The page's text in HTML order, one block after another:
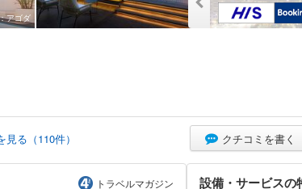
アゴダ
見る（110件） クチコミを書く
トラベルマガジン 設備・サービスの